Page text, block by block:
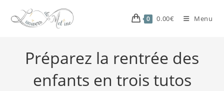
0 0.00€ Menu
Préparez la rentrée des
enfants en trois tutos